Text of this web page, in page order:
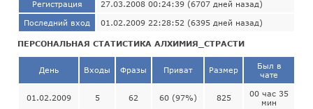
Регистрация 27.03.2008 00:24:39 (6707 дней назад)
Последний вход 01.02.2009 22:28:52 (6395 дней назад)
ПЕРСОНАЛЬНАЯ СТАТИСТИКА АЛХИМИЯ_СТРАСТИ
День Входы Фразы Приват Размер
Был в
чате
01.02.2009 5 62 60 (97%) 825
00 час 35
мин